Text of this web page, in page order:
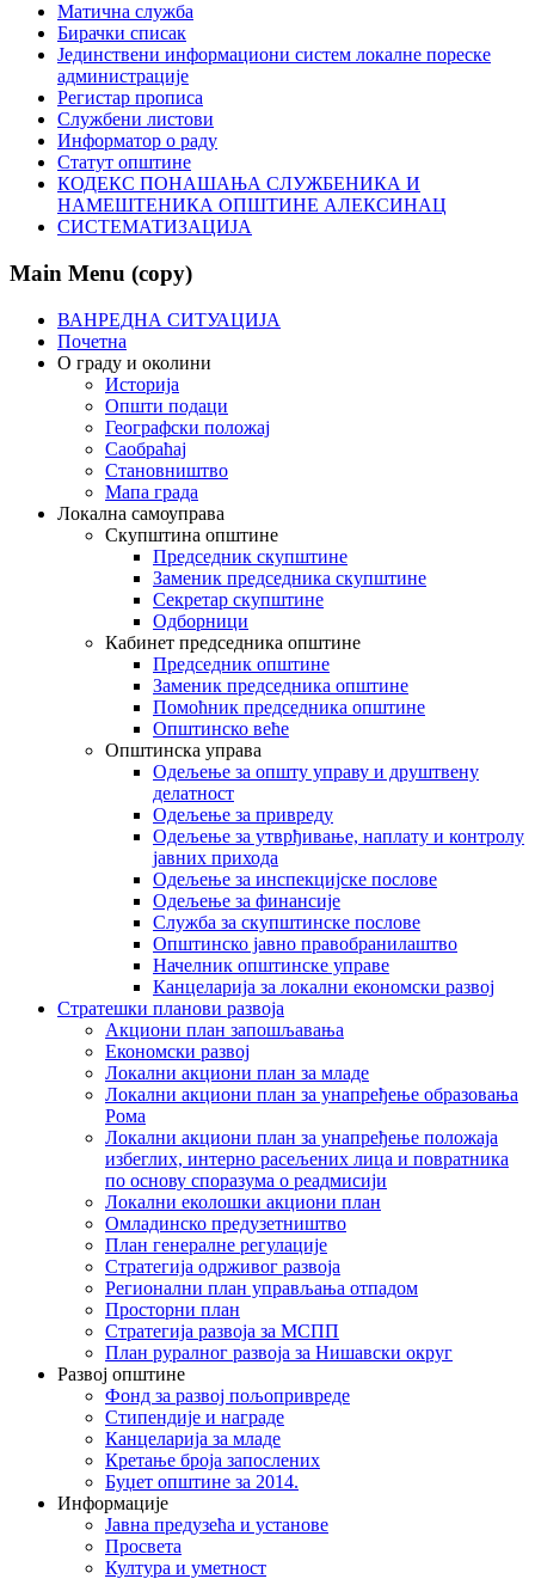
Матична служба
Бирачки списак
Јединствени информациони систем локалне пореске
администрације
Регистар прописа
Службени листови
Информатор о раду
Статут општине
КОДЕКС ПОНАШАЊА СЛУЖБЕНИКА И
НАМЕШТЕНИКА ОПШТИНЕ АЛЕКСИНАЦ
СИСТЕМАТИЗАЦИЈА
Main Menu (copy)
ВАНРЕДНА СИТУАЦИЈА
Почетна
О граду и околини
Историја
Општи подаци
Географски положај
Саобраћај
Становништво
Мапа града
Локална самоуправа
Скупштина општине
Председник скупштине
Заменик председника скупштине
Секретар скупштине
Одборници
Кабинет председника општине
Председник општине
Заменик председника општине
Помоћник председника општине
Општинско веће
Општинска управа
Одељење за општу управу и друштвену
делатност
Одељење за привреду
Одељење за утврђивање, наплату и контролу
јавних прихода
Одељење за инспекцијске послове
Одељење за финансије
Служба за скупштинске послове
Општинско јавно правобранилаштво
Начелник општинске управе
Канцеларија за локални економски развој
Стратешки планови развоја
Акциони план запошљавања
Економски развој
Локални акциони план за младе
Локални акциони план за унапређење образовања
Рома
Локални акциони план за унапређење положаја
избеглих, интерно расељених лица и повратника
по основу споразума о реадмисији
Локални еколошки акциони план
Омладинско предузетништво
План генералне регулације
Стратегија одрживог развоја
Регионални план управљања отпадом
Просторни план
Стратегија развоја за МСПП
План руралног развоја за Нишавски округ
Развој општине
Фонд за развој пољопривреде
Стипендије и награде
Канцеларија за младе
Кретање броја запослених
Буџет општине за 2014.
Информације
Јавна предузећа и установе
Просвета
Култура и уметност